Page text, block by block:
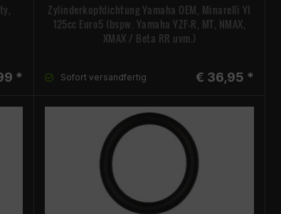
*
Zylinderkopfdichtung Yamaha OEM, Minarelli YI
125cc Euro5 (bspw. Yamaha YZF-R, MT, NMAX,
XMAX / Beta RR uvm.)
Sofort versandfertig € 36,95 *